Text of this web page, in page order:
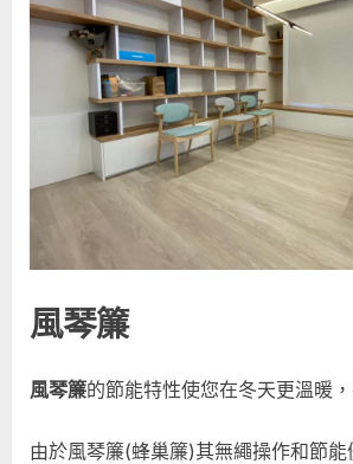
風琴簾
風琴簾的節能特性使您在冬天更溫暖
由於風琴簾(蜂巢簾)其無繩操作和節